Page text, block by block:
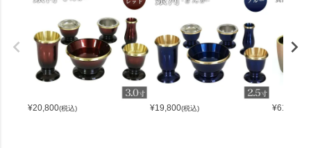
¥20,800(税込) ¥19,800(税込) ¥61,000